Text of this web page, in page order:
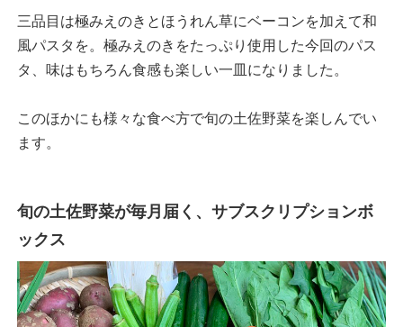
三品目は極みえのきとほうれん草にベーコンを加えて和
風パスタを。極みえのきをたっぷり使用した今回のパス
タ、味はもちろん食感も楽しい一皿になりました。
このほかにも様々な食べ方で旬の土佐野菜を楽しんでい
ます。
旬の土佐野菜が毎月届く、サブスクリプションボ
ックス